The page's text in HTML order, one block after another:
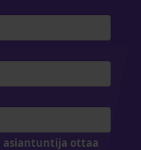
asiantuntija ottaa